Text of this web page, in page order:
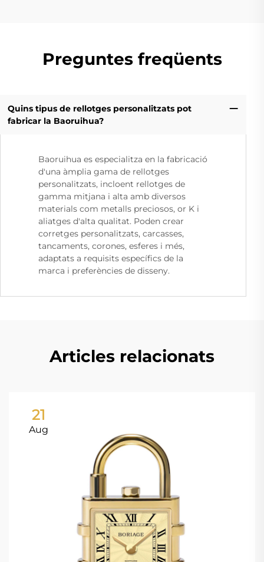
Preguntes freqüents
Quins tipus de rellotges personalitzats pot
fabricar la Baoruihua?
Baoruihua es especialitza en la fabricació
d'una àmplia gama de rellotges
personalitzats, incloent rellotges de
gamma mitjana i alta amb diversos
materials com metalls preciosos, or K i
aliatges d'alta qualitat. Poden crear
corretges personalitzats, carcasses,
tancaments, corones, esferes i més,
adaptats a requisits específics de la
marca i preferències de disseny.
Articles relacionats
21
Aug